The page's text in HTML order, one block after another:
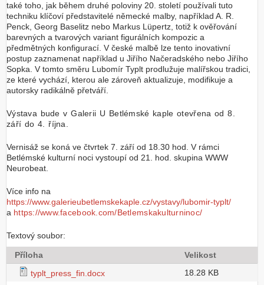
také toho, jak během druhé poloviny 20. století používali tuto
techniku klíčoví představitelé německé malby, například A. R.
Penck, Georg Baselitz nebo Markus Lüpertz, totiž k ověřování
barevných a tvarových variant figurálních kompozic a
předmětných konfigurací. V české malbě lze tento inovativní
postup zaznamenat například u Jiřího Načeradského nebo Jiřího
Sopka. V tomto směru Lubomír Typlt prodlužuje malířskou tradici,
ze které vychází, kterou ale zároveň aktualizuje, modifikuje a
autorsky radikálně přetváří.
Výstava bude v Galerii U Betlémské kaple otevřena od 8.
září do 4. října.
Vernisáž se koná ve čtvrtek 7. září od 18.30 hod. V rámci
Betlémské kulturní noci vystoupí od 21. hod. skupina WWW
Neurobeat.
Více info na
https://www.galerieubetlemskekaple.cz/vystavy/lubomir-typlt/
a https://www.facebook.com/Betlemskakulturninoc/
Textový soubor:
Příloha
Velikost
typlt_press_fin.docx
18.28 KB